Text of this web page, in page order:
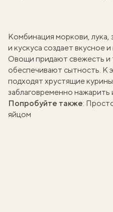
Комбинация моркови, лука,
и кускуса создает вкусное
Овощи придают свежесть и
обеспечивают сытность. К
подходят хрустящие
заблаговременно нажарить
Попробуйте также:
яйцом